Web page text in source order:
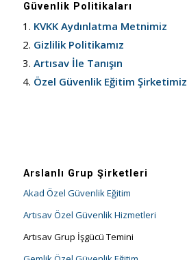
Güvenlik Politikaları
KVKK Aydınlatma Metnimiz
Gizlilik Politikamız
Artısav İle Tanışın
Özel Güvenlik Eğitim Şirketimiz
Arslanlı Grup Şirketleri
Akad Özel Güvenlik Eğitim
Artısav Özel Güvenlik Hizmetleri
Artısav Grup İşgücü Temini